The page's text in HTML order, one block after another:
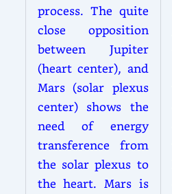
process. The quite
close opposition
between Jupiter
(heart center), and
Mars (solar plexus
center) shows the
need of energy
transference from
the solar plexus to
the heart. Mars is